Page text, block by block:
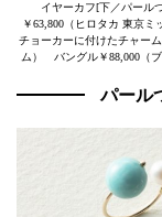
イヤーカフ[下／パール
￥63,800（ヒロタカ 東京
チョーカーに付けたチャー
ム） バングル￥88,000（
パール